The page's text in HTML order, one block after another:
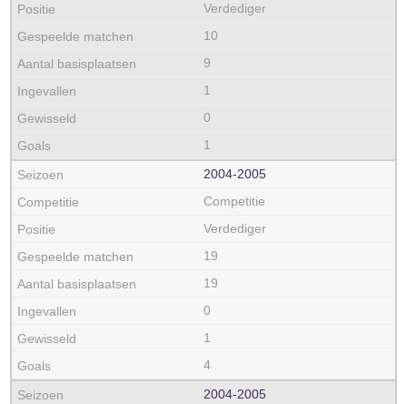
Verdediger
10
9
1
0
1
2004‑2005
Competitie
Verdediger
19
19
0
1
4
2004‑2005